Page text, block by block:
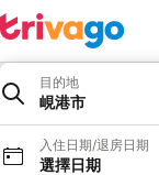
目的地
峴港市
入住日期/退房日期
選擇日期